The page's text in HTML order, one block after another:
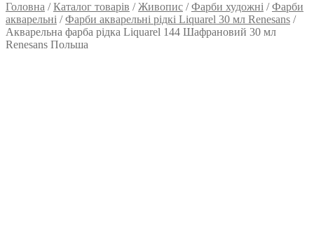
Головна /Каталог товарів /Живопис /Фарби художні /Фарби
акварельні /Фарби акварельні рідкі Liquarel 30 мл Renesans /
Акварельна фарба рідка Liquarel 144 Шафрановий 30 мл
Renesans Польша